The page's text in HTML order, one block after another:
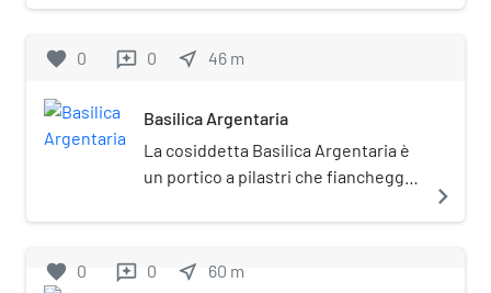
favorite 0 reviews 0 near_me 46 m
Basilica Argentaria
La cosiddetta Basilica Argentaria è
un portico a pilastri che fiancheggia
Foro di Cesare a Roma. Il nome è
costantiniana.
navigate_next
favorite 0 reviews 0 near_me 60 m